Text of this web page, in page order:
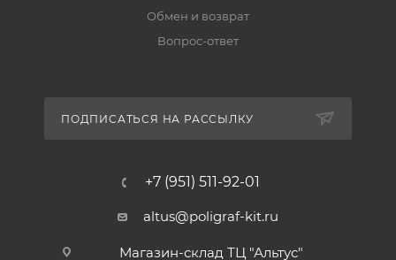
Обмен и возврат
Вопрос-ответ
ПОДПИСАТЬСЯ НА РАССЫЛКУ
+7 (951) 511-92-01
altus@poligraf-kit.ru
Магазин-склад ТЦ "Альтус"